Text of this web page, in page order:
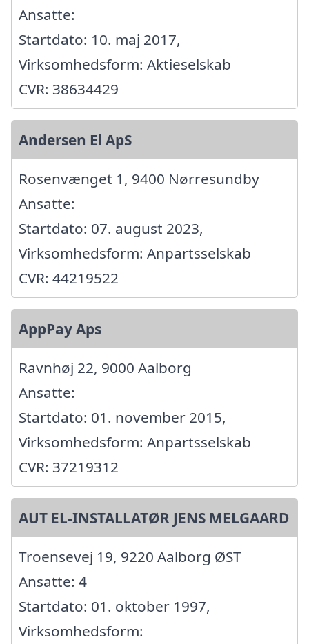
Ansatte:
Startdato: 10. maj 2017,
Virksomhedsform: Aktieselskab
CVR: 38634429
Andersen El ApS
Rosenvænget 1, 9400 Nørresundby
Ansatte:
Startdato: 07. august 2023,
Virksomhedsform: Anpartsselskab
CVR: 44219522
AppPay Aps
Ravnhøj 22, 9000 Aalborg
Ansatte:
Startdato: 01. november 2015,
Virksomhedsform: Anpartsselskab
CVR: 37219312
AUT EL-INSTALLATØR JENS MELGAARD
Troensevej 19, 9220 Aalborg ØST
Ansatte: 4
Startdato: 01. oktober 1997,
Virksomhedsform: